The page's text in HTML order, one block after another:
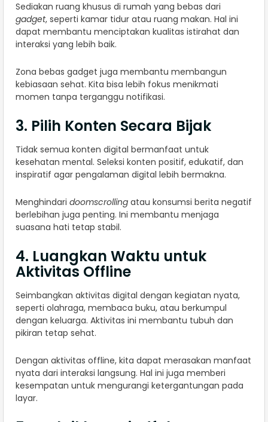
Sediakan ruang khusus di rumah yang bebas dari
gadget, seperti kamar tidur atau ruang makan. Hal ini
dapat membantu menciptakan kualitas istirahat dan
interaksi yang lebih baik.
Zona bebas gadget juga membantu membangun
kebiasaan sehat. Kita bisa lebih fokus menikmati
momen tanpa terganggu notifikasi.
3. Pilih Konten Secara Bijak
Tidak semua konten digital bermanfaat untuk
kesehatan mental. Seleksi konten positif, edukatif, dan
inspiratif agar pengalaman digital lebih bermakna.
Menghindari doomscrolling atau konsumsi berita negatif
berlebihan juga penting. Ini membantu menjaga
suasana hati tetap stabil.
4. Luangkan Waktu untuk
Aktivitas Offline
Seimbangkan aktivitas digital dengan kegiatan nyata,
seperti olahraga, membaca buku, atau berkumpul
dengan keluarga. Aktivitas ini membantu tubuh dan
pikiran tetap sehat.
Dengan aktivitas offline, kita dapat merasakan manfaat
nyata dari interaksi langsung. Hal ini juga memberi
kesempatan untuk mengurangi ketergantungan pada
layar.